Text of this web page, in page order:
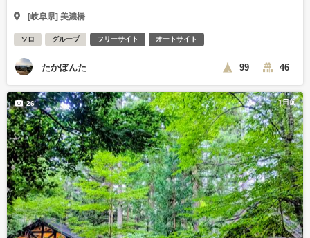
[岐阜県] 美濃橋
ソロ グループ フリーサイト オートサイト
たかぽんた 99 46
1日前
26